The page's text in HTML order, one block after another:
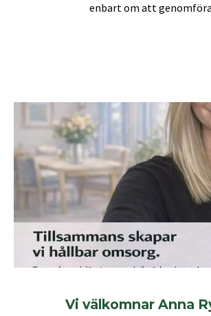
enbart om att
Vi välkomnar Anna